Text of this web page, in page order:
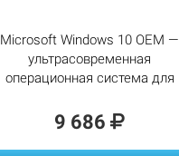
Microsoft Windows 10 OEM —
ультрасовременная
операционная система для
серверов, телевизоров,
планшетов и смартфонов.
9 686